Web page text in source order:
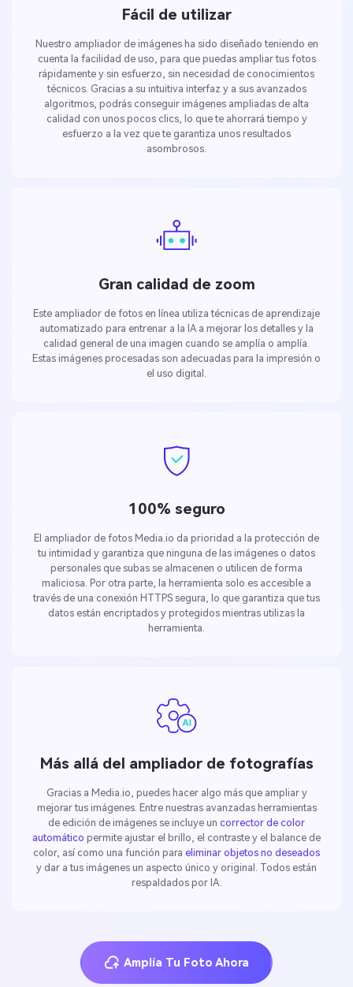
Fácil de utilizar
Nuestro ampliador de imágenes ha sido diseñado teniendo en
cuenta la facilidad de uso, para que puedas ampliar tus fotos
rápidamente y sin esfuerzo, sin necesidad de conocimientos
técnicos. Gracias a su intuitiva interfaz y a sus avanzados
algoritmos, podrás conseguir imágenes ampliadas de alta
calidad con unos pocos clics, lo que te ahorrará tiempo y
esfuerzo a la vez que te garantiza unos resultados
asombrosos.
Gran calidad de zoom
Este ampliador de fotos en línea utiliza técnicas de aprendizaje
automatizado para entrenar a la IA a mejorar los detalles y la
calidad general de una imagen cuando se amplía o amplía.
Estas imágenes procesadas son adecuadas para la impresión o
el uso digital.
100% seguro
El ampliador de fotos Media.io da prioridad a la protección de
tu intimidad y garantiza que ninguna de las imágenes o datos
personales que subas se almacenen o utilicen de forma
maliciosa. Por otra parte, la herramienta solo es accesible a
través de una conexión HTTPS segura, lo que garantiza que tus
datos están encriptados y protegidos mientras utilizas la
herramienta.
Más allá del ampliador de fotografías
Gracias a Media.io, puedes hacer algo más que ampliar y
mejorar tus imágenes. Entre nuestras avanzadas herramientas
de edición de imágenes se incluye un corrector de color
automático permite ajustar el brillo, el contraste y el balance de
color, así como una función para eliminar objetos no deseados
y dar a tus imágenes un aspecto único y original. Todos están
respaldados por IA.
Amplía Tu Foto Ahora